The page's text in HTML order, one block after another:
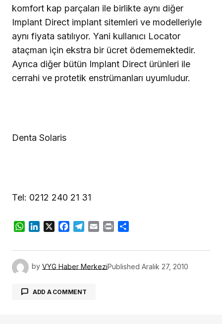
komfort kap parçaları ile birlikte aynı diğer
Implant Direct implant sitemleri ve modelleriyle
aynı fiyata satılıyor. Yani kullanıcı Locator
ataçman için ekstra bir ücret ödememektedir.
Ayrıca diğer bütün Implant Direct ürünleri ile
cerrahi ve protetik enstrümanları uyumludur.
Denta Solaris
Tel: 0212 240 21 31
WhatsApp
LinkedIn
X Facebook
Telegram
Email Print
by VYG Haber MerkeziPublished Aralık 27, 2010
ADD A COMMENT